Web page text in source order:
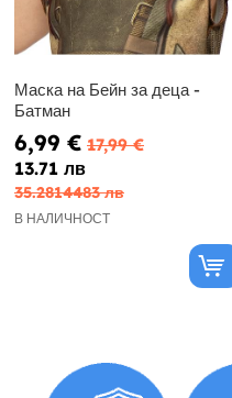
Маска на Бейн за деца -
Батман
6,99 € 17,99 €
13.71 лв
35.2814483 лв
В НАЛИЧНОСТ